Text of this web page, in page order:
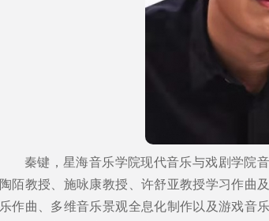
秦键，星海音乐学院现代音乐与戏剧学院
陶陌教授、施咏康教授、许舒亚教授学习作曲
乐作曲、多维音乐景观全息化制作以及游戏音